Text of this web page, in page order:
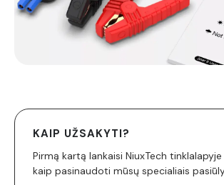
KAIP UŽSAKYTI?
Pirmą kartą lankaisi NiuxTech tinklalapyje
kaip pasinaudoti mūsų specialiais